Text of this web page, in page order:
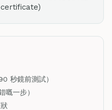
秒鏡前測試）
嘅一步）